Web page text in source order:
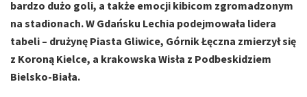
bardzo dużo goli, a także emocji kibicom zgromadzonym
na stadionach. W Gdańsku Lechia podejmowała lidera
tabeli – drużynę Piasta Gliwice, Górnik Łęczna zmierzył się
z Koroną Kielce, a krakowska Wisła z Podbeskidziem
Bielsko-Biała.